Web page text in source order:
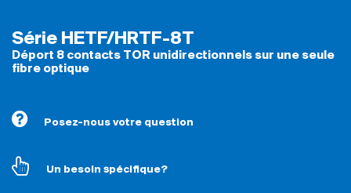
Série HETF/HRTF-8T
Déport 8 contacts TOR unidirectionnels sur une seule
fibre optique
Posez-nous votre question
Un besoin spécifique?